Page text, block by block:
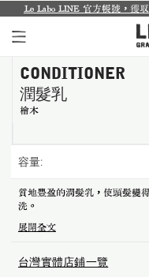
個人香氛系列
室內香氛系列
方帳號，獲取更多資訊
CONDITIONER
潤髮乳
檜木
容量:
質地豐盈的潤髮乳，使頭髮變
洗。
展開全文
台灣實體店鋪一覽